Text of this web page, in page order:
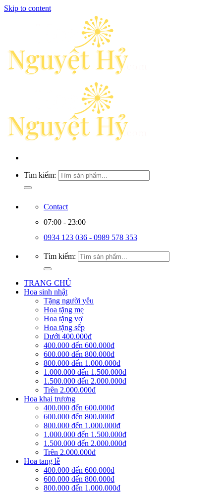
Skip to content
Tìm kiếm:
Contact
07:00 - 23:00
0934 123 036 - 0989 578 353
Tìm kiếm:
TRANG CHỦ
Hoa sinh nhật
Tặng người yêu
Hoa tặng mẹ
Hoa tặng vợ
Hoa tặng sếp
Dưới 400.000đ
400.000 đến 600.000đ
600.000 đến 800.000đ
800.000 đến 1.000.000đ
1.000.000 đến 1.500.000đ
1.500.000 đến 2.000.000đ
Trên 2.000.000đ
Hoa khai trương
400.000 đến 600.000đ
600.000 đến 800.000đ
800.000 đến 1.000.000đ
1.000.000 đến 1.500.000đ
1.500.000 đến 2.000.000đ
Trên 2.000.000đ
Hoa tang lễ
400.000 đến 600.000đ
600.000 đến 800.000đ
800.000 đến 1.000.000đ